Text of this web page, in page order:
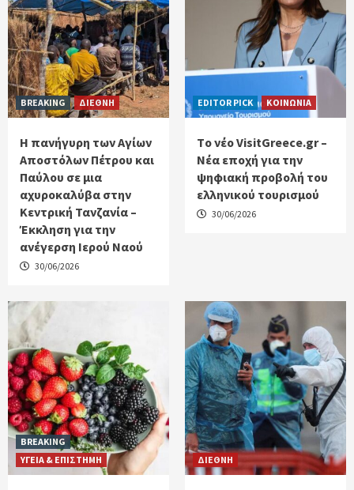
BREAKING ΔΙΕΘΝΗ
Η πανήγυρη των Αγίων
Αποστόλων Πέτρου και
Παύλου σε μια
αχυροκαλύβα στην
Κεντρική Τανζανία –
Έκκληση για την
ανέγερση Ιερού Ναού
30/06/2026
EDITOR PICK ΚΟΙΝΩΝΙΑ
Tο νέο VisitGreece.gr –
Νέα εποχή για την
ψηφιακή προβολή του
ελληνικού τουρισμού
30/06/2026
BREAKING
ΥΓΕΙΑ & ΕΠΙΣΤΗΜΗ
ΔΙΕΘΝΗ